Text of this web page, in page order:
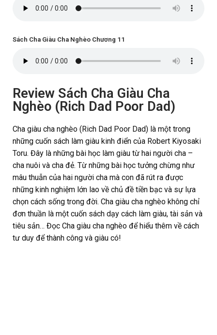
Sách Cha Giàu Cha Nghèo Chương 11
Review Sách Cha Giàu Cha
Nghèo (Rich Dad Poor Dad)
Cha giàu cha nghèo (Rich Dad Poor Dad) là một trong
những cuốn sách làm giàu kinh điển của Robert Kiyosaki
Toru. Đây là những bài học làm giàu từ hai người cha –
cha nuôi và cha đẻ. Từ những bài học tưởng chừng như
mâu thuẫn của hai người cha mà con đã rút ra được
những kinh nghiệm lớn lao về chủ đề tiền bạc và sự lựa
chọn cách sống trong đời. Cha giàu cha nghèo không chỉ
đơn thuần là một cuốn sách dạy cách làm giàu, tài sản và
tiêu sản… Đọc Cha giàu cha nghèo để hiểu thêm về cách
tư duy để thành công và giàu có!